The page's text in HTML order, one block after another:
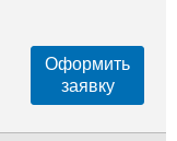
Оформить
заявку